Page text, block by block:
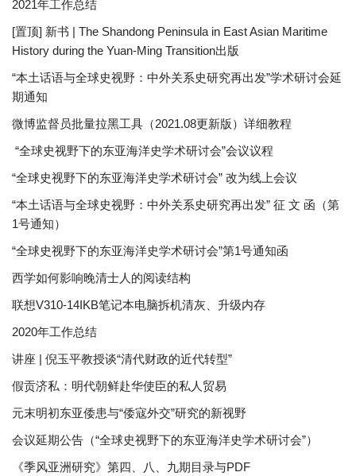
2021年工作总结
[置顶] 新书 | The Shandong Peninsula in East Asian Maritime
History during the Yuan-Ming Transition出版
“本土话语与全球史视野：中外关系史研究再出发”学术研讨会延
期通知
微博监督员批量拉黑工具（2021.08更新版）详细教程
“全球史视野下的东亚海洋史学术研讨会”会议议程
“全球史视野下的东亚海洋史学术研讨会” 改为线上会议
“本土话语与全球史视野：中外关系史研究再出发” 征 文 函（第
1号通知）
“全球史视野下的东亚海洋史学术研讨会”第1号通知函
西学如何影响晚清士人的阅读结构
联想V310-14IKB笔记本电脑拆机清灰、升级内存
2020年工作总结
讲座 | 倪玉平教授谈“清代财政的近代转型”
假贡济私：明代朝鲜赴华使臣的私人贸易
元末明初东亚倭患与“倭寇外交”研究的新视野
会议延期公告（“全球史视野下的东亚海洋史学术研讨会”）
《季风亚洲研究》第四、八、九期目录与PDF